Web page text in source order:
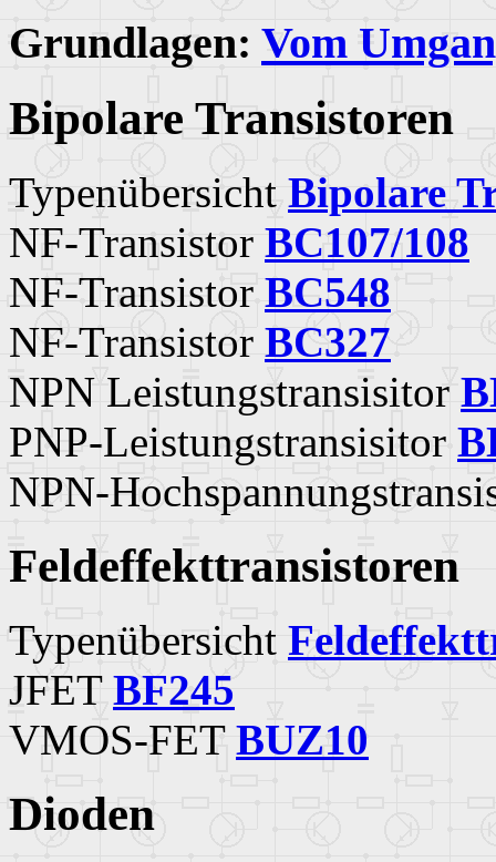
Grundlagen: Vom
Bipolare Transistoren
Typenübersicht Bipolare
NF-Transistor BC107/108
NF-Transistor BC548
NF-Transistor BC327
NPN Leistungstransisitor
PNP-Leistungstransisitor
NPN-
Feldeffekttransistoren
Typenübersicht
JFET BF245
VMOS-FET BUZ10
Dioden